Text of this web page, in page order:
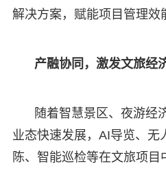
解决方案，赋能项目管理效
产融协同，激发文旅经
随着智慧景区、夜游经
业态快速发展，AI导览、无
陈、智能巡检等在文旅项